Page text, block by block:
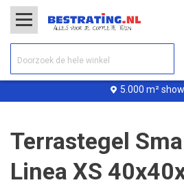
5.000 m²
Terrastegel
Linea XS